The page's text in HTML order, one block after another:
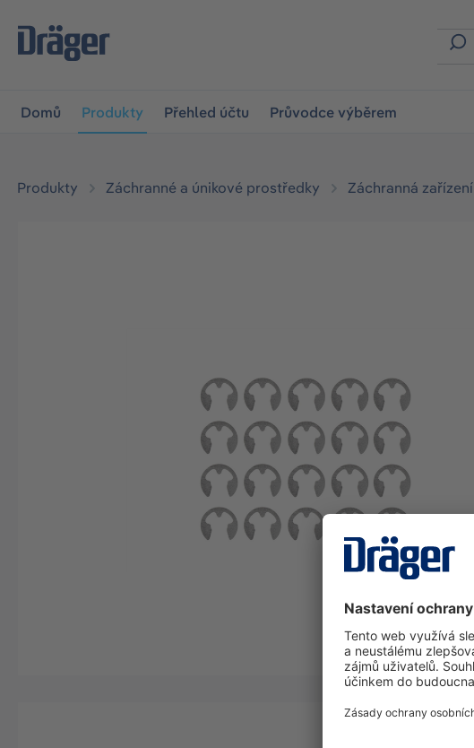
na hlavní navigaci
Domů Produkty Přehled účtu Průvodce výběrem
Produkty Záchranné a únikové prostředky Záchranná zařízení